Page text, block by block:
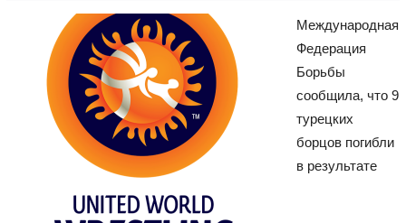
Международная
Федерация
Борьбы
сообщила, что 9
турецких
борцов погибли
в результате